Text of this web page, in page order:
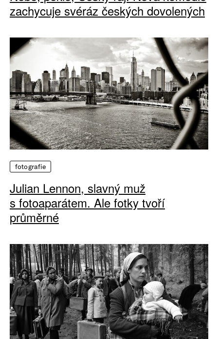
zachycuje svéráz českých dovolených
fotografie
Julian Lennon, slavný muž
s fotoaparátem. Ale fotky tvoří
průměrné